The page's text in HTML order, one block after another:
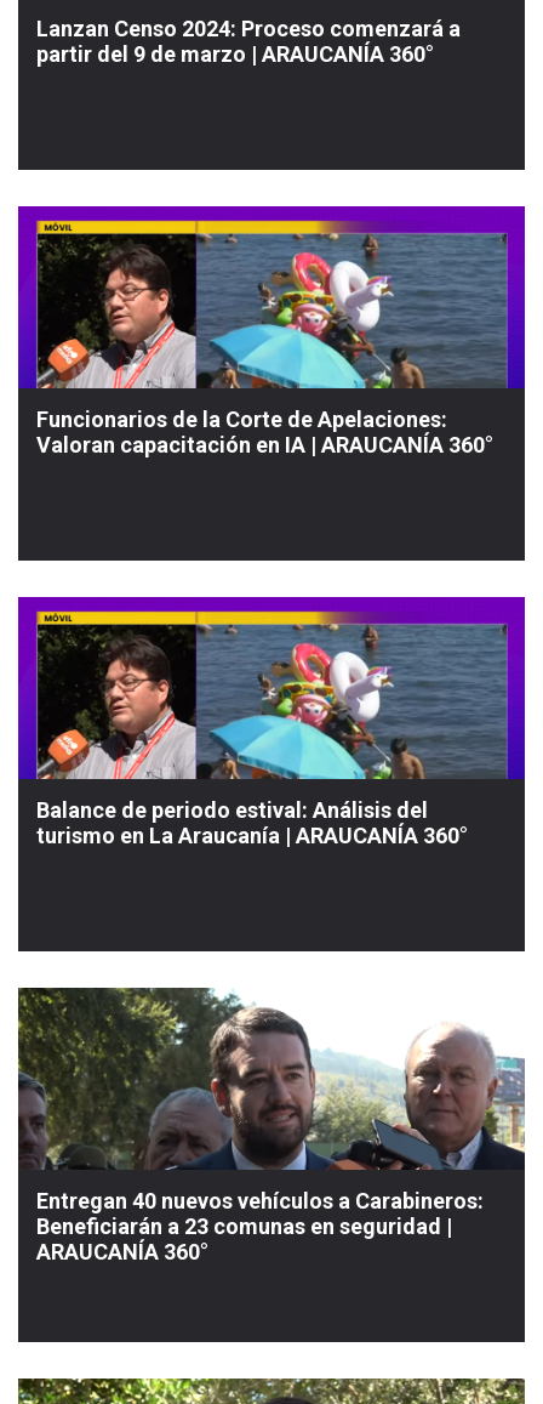
Lanzan Censo 2024: Proceso comenzará a
partir del 9 de marzo | ARAUCANÍA 360°
Funcionarios de la Corte de Apelaciones:
Valoran capacitación en IA | ARAUCANÍA 360°
Balance de periodo estival: Análisis del
turismo en La Araucanía | ARAUCANÍA 360°
Entregan 40 nuevos vehículos a Carabineros:
Beneficiarán a 23 comunas en seguridad |
ARAUCANÍA 360°